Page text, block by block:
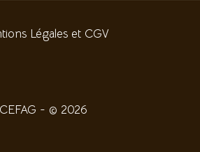
Légales et CGV
CEFAG - © 2026